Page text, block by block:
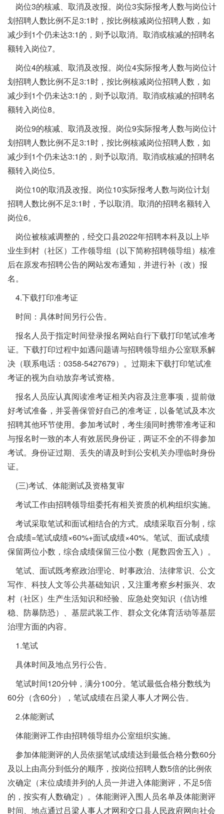
岗位3的核减、取消及改报。岗位3实际报考人数与岗位计
划招聘人数比例不足3:1时，按比例核减岗位招聘人数，如
减少到1个仍未达3:1的，则予以取消。取消或核减的招聘名
额转入岗位7。
岗位4的核减、取消及改报。岗位4实际报考人数与岗位计
划招聘人数比例不足3:1时，按比例核减岗位招聘人数，如
减少到1个仍未达3:1的，则予以取消。取消或核减的招聘名
额转入岗位8。
岗位9的核减、取消及改报。岗位9实际报考人数与岗位计
划招聘人数比例不足3:1时，按比例核减岗位招聘人数，如
减少到1个仍未达3:1的，则予以取消。取消或核减的招聘名
额转入岗位5。
岗位10的取消及改报。岗位10实际报考人数与岗位计划
招聘人数比例不足3:1时，予以取消。取消的招聘名额转入
岗位6。
岗位被核减调整的，经交口县2022年招聘本科及以上毕
业生到村（社区）工作领导组（以下简称招聘领导组）核准
后在原发布招聘公告的网站发布通知，并进行补（改）报
名。
4.下载打印准考证
时间：具体时间另行公告。
报名人员于指定时间登录报名网站自行下载打印笔试准考
证。下载打印过程中如遇问题请与招聘领导组办公室联系解
决（联系电话：0358-5427679）。过期未下载打印笔试准
考证的视为自动放弃考试资格。
报名人员应认真阅读准考证相关内容及注意事项，提前做
好考试准备，并妥善保管好自己的准考证，以备笔试及本次
招聘其他环节使用。参加考试时，考生须同时携带准考证和
与报名时一致的本人有效居民身份证，两证不全的不得参加
考试。身份证过期、丢失的请及时到公安机关办理临时身份
证。
(三)考试、体能测试及资格复审
考试工作由招聘领导组委托有相关资质的机构组织实施。
考试采取笔试和面试相结合的方式。成绩采取百分制，综
合成绩=笔试成绩×60%+面试成绩×40%。笔试、面试成绩
保留两位小数，综合成绩保留三位小数（尾数四舍五入）。
笔试、面试既考察政治理论、时事政治、法律常识、公文
写作、科技人文等公共基础知识，又注重考察乡村振兴、农
村（社区）生产生活知识和经验、应急处突知识（信访维
稳、防暴防恐）、基层武装工作、群众文化体育活动等基层
治理方面的内容。
1.笔试
具体时间及地点另行公告。
笔试时间120分钟，满分100分。笔试最低合格分数线为
60分（含60分），笔试成绩在吕梁人事人才网公告。
2.体能测试
体能测评工作由招聘领导组办公室组织实施。
参加体能测评的人员依据笔试成绩达到最低合格分数60分
及以上由高分到低分的顺序，按岗位招聘人数5倍的比例依
次确定（末位成绩并列的人员一并进入体能测评，不足5倍
的，按实有人数确定）。体能测评入围人员名单及体能测评
时间、地点通过吕梁人事人才网和交口县人民政府网向社会